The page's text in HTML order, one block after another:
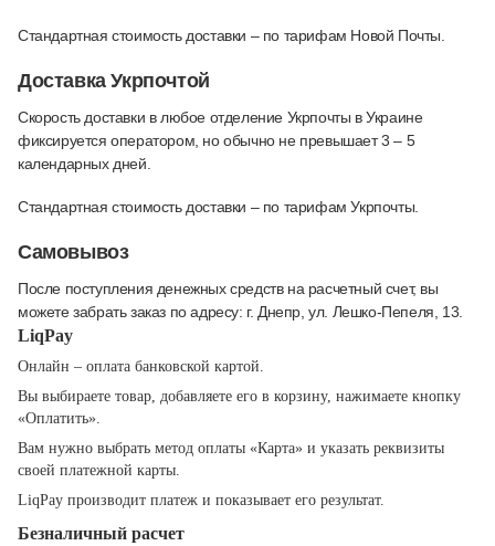
Стандартная стоимость доставки – по тарифам Новой Почты.
Доставка Укрпочтой
Скорость доставки в любое отделение Укрпочты в Украине
фиксируется оператором, но обычно не превышает 3 – 5
календарных дней.
Стандартная стоимость доставки – по тарифам Укрпочты.
Самовывоз
После поступления денежных средств на расчетный счет, вы
можете забрать заказ по адресу: г. Днепр, ул. Лешко-Пепеля, 13.
LiqPay
Онлайн – оплата банковской картой.
Вы выбираете товар, добавляете его в корзину, нажимаете кнопку
«Оплатить».
Вам нужно выбрать метод оплаты «Карта» и указать реквизиты
своей платежной карты.
LiqPay производит платеж и показывает его результат.
Безналичный расчет